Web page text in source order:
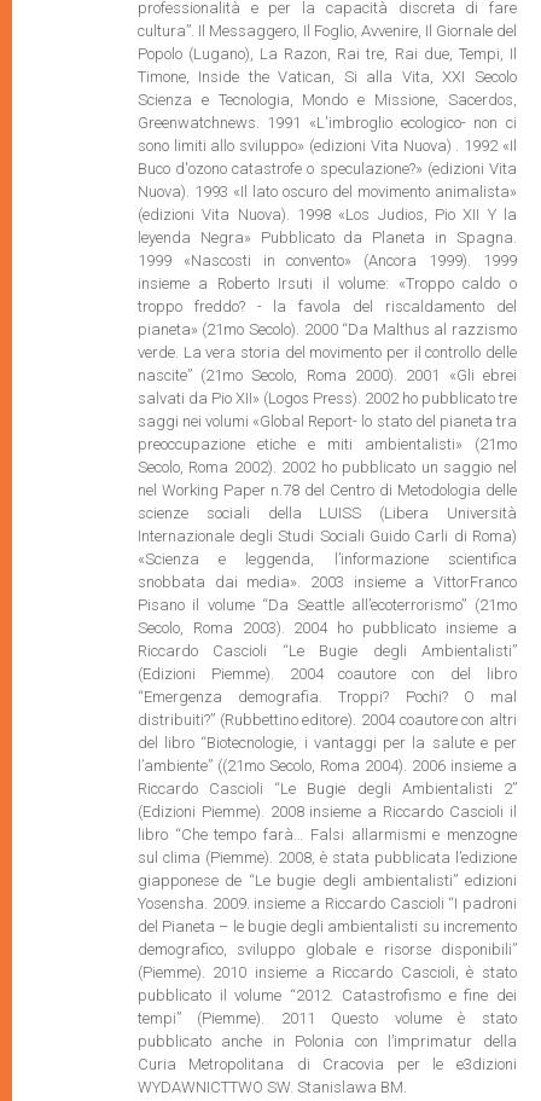
professionalità e per la capacità discreta di fare
cultura”. Il Messaggero, Il Foglio, Avvenire, Il Giornale del
Popolo (Lugano), La Razon, Rai tre, Rai due, Tempi, Il
Timone, Inside the Vatican, Si alla Vita, XXI Secolo
Scienza e Tecnologia, Mondo e Missione, Sacerdos,
Greenwatchnews. 1991 «L'imbroglio ecologico- non ci
sono limiti allo sviluppo» (edizioni Vita Nuova) . 1992 «Il
Buco d'ozono catastrofe o speculazione?» (edizioni Vita
Nuova). 1993 «Il lato oscuro del movimento animalista»
(edizioni Vita Nuova). 1998 «Los Judios, Pio XII Y la
leyenda Negra» Pubblicato da Planeta in Spagna.
1999 «Nascosti in convento» (Ancora 1999). 1999
insieme a Roberto Irsuti il volume: «Troppo caldo o
troppo freddo? - la favola del riscaldamento del
pianeta» (21mo Secolo). 2000 “Da Malthus al razzismo
verde. La vera storia del movimento per il controllo delle
nascite” (21mo Secolo, Roma 2000). 2001 «Gli ebrei
salvati da Pio XII» (Logos Press). 2002 ho pubblicato tre
saggi nei volumi «Global Report- lo stato del pianeta tra
preoccupazione etiche e miti ambientalisti» (21mo
Secolo, Roma 2002). 2002 ho pubblicato un saggio nel
nel Working Paper n.78 del Centro di Metodologia delle
scienze sociali della LUISS (Libera Università
Internazionale degli Studi Sociali Guido Carli di Roma)
«Scienza e leggenda, l’informazione scientifica
snobbata dai media». 2003 insieme a VittorFranco
Pisano il volume “Da Seattle all’ecoterrorismo” (21mo
Secolo, Roma 2003). 2004 ho pubblicato insieme a
Riccardo Cascioli “Le Bugie degli Ambientalisti”
(Edizioni Piemme). 2004 coautore con del libro
“Emergenza demografia. Troppi? Pochi? O mal
distribuiti?” (Rubbettino editore). 2004 coautore con altri
del libro “Biotecnologie, i vantaggi per la salute e per
l’ambiente” ((21mo Secolo, Roma 2004). 2006 insieme a
Riccardo Cascioli “Le Bugie degli Ambientalisti 2”
(Edizioni Piemme). 2008 insieme a Riccardo Cascioli il
libro “Che tempo farà… Falsi allarmismi e menzogne
sul clima (Piemme). 2008, è stata pubblicata l’edizione
giapponese de “Le bugie degli ambientalisti” edizioni
Yosensha. 2009. insieme a Riccardo Cascioli “I padroni
del Pianeta – le bugie degli ambientalisti su incremento
demografico, sviluppo globale e risorse disponibili”
(Piemme). 2010 insieme a Riccardo Cascioli, è stato
pubblicato il volume “2012. Catastrofismo e fine dei
tempi” (Piemme). 2011 Questo volume è stato
pubblicato anche in Polonia con l’imprimatur della
Curia Metropolitana di Cracovia per le e3dizioni
WYDAWNICTTWO SW. Stanislawa BM.